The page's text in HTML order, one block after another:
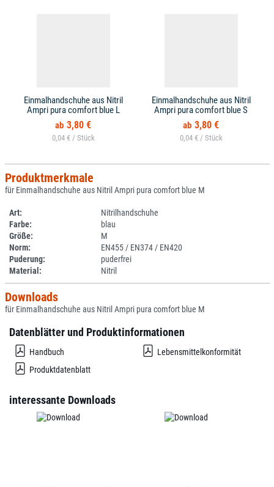
Einmalhandschuhe aus Nitril
Ampri pura comfort blue L
3,80 €
0,04 € /
Einmalhandschuhe aus Nitril
Ampri pura comfort blue S
3,80 €
0,04 € /
Produktmerkmale
für Einmalhandschuhe aus Nitril Ampri pura comfort blue M
Art:
Nitrilhandschuhe
Farbe:
blau
Größe:
M
Norm:
EN455 / EN374 / EN420
Puderung:
puderfrei
Material:
Nitril
Downloads
für Einmalhandschuhe aus Nitril Ampri pura comfort blue M
Datenblätter und Produktinformationen
Handbuch
Lebensmittelkonformität
Produktdatenblatt
interessante Downloads